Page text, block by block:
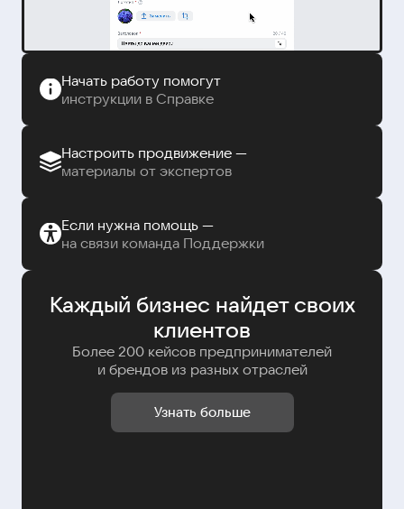
Начать работу помогут
инструкции в Справке
Настроить продвижение —
материалы от экспертов
Если нужна помощь —
на связи команда Поддержки
Каждый бизнес найдет своих
клиентов
Более 200 кейсов предпринимателей
и брендов из разных отраслей
Узнать больше